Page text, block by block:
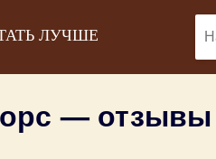
ЛУЧШЕ
— отзывы